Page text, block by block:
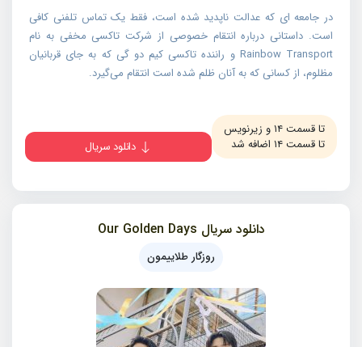
در جامعه‌ ای که عدالت ناپدید شده است، فقط یک تماس تلفنی کافی
است. داستانی درباره انتقام خصوصی از شرکت تاکسی مخفی به نام
Rainbow Transport و راننده تاکسی کیم دو گی که به‌ جای قربانیان
مظلوم، از کسانی که به آنان ظلم شده است انتقام می‌گیرد.
تا قسمت ۱۴ و زیرنویس
تا قسمت ۱۴ اضافه شد
دانلود سریال
دانلود سریال Our Golden Days
روزگار طلاییمون